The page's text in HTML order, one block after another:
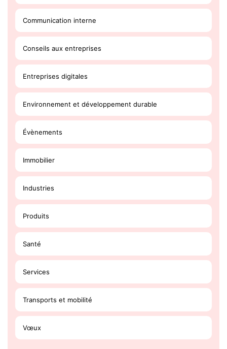
Communication interne
Conseils aux entreprises
Entreprises digitales
Environnement et développement durable
Évènements
Immobilier
Industries
Produits
Santé
Services
Transports et mobilité
Vœux